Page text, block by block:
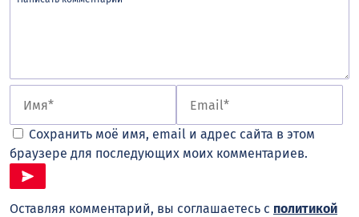
Сохранить моё имя, email и адрес сайта в этом
браузере для последующих моих комментариев.
Оставляя комментарий, вы соглашаетесь с политикой